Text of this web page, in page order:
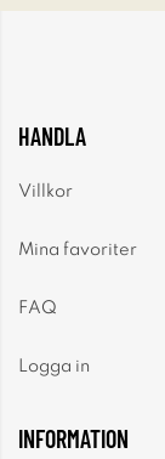
HANDLA
Villkor
Mina favoriter
FAQ
Logga in
INFORMATION